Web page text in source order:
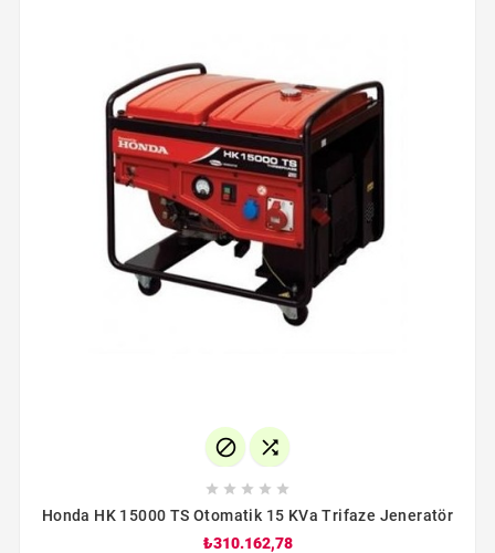
 
    
Honda HK 15000 TS Otomatik 15 KVa Trifaze Jeneratör
₺310.162,78